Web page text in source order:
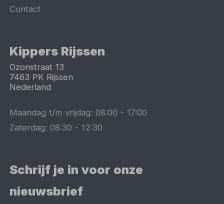
Contact
Kippers Rijssen
Ozonstraat 13
7463 PK Rijssen
Nederland
Maandag t/m vrijdag:08:00 -17:00
Zaterdag:08:30 -12:30
Schrijf je in voor onze
nieuwsbrief